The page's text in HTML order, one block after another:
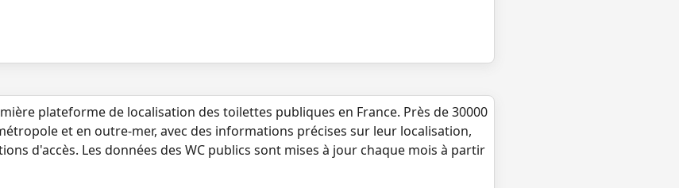
plateforme de localisation des toilettes publiques en France. Près de 30000
et en outre-mer, avec des informations précises sur leur localisation,
d'accès. Les données des WC publics sont mises à jour chaque mois à partir